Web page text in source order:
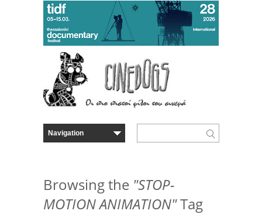
Browsing the "STOP-
MOTION ANIMATION"Tag